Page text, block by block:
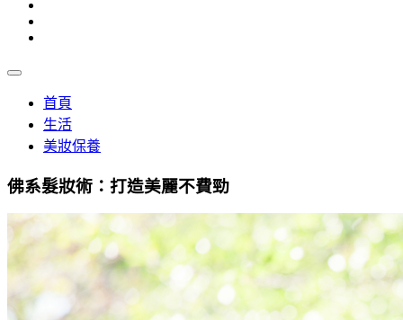
首頁
生活
美妝保養
佛系髮妝術：打造美麗不費勁